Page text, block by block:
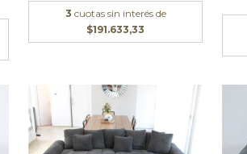
3 cuotas sin interés de
$191.633,33